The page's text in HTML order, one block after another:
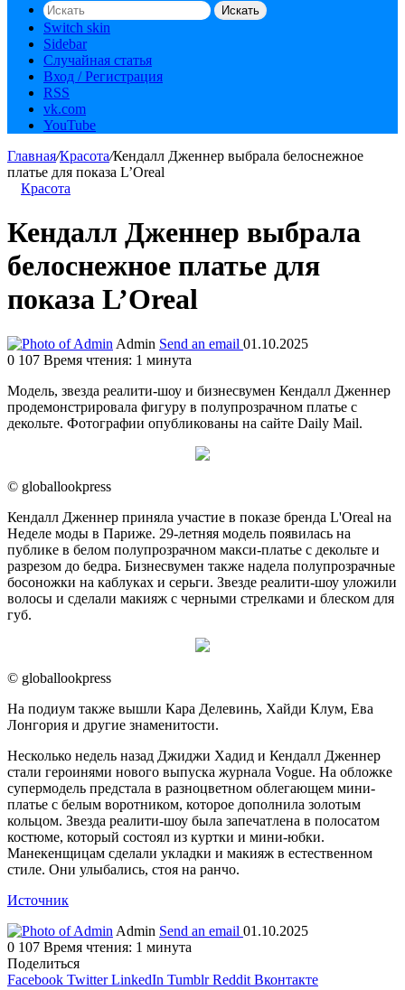
Искать
Switch skin
Sidebar
Случайная статья
Вход / Регистрация
RSS
vk.com
YouTube
Главная/Красота/Кендалл Дженнер выбрала белоснежное
платье для показа L’Oreal
Красота
Кендалл Дженнер выбрала
белоснежное платье для
показа L’Oreal
Admin Send an email 01.10.2025
0 107 Время чтения: 1 минута
Модель, звезда реалити-шоу и бизнесвумен Кендалл Дженнер
продемонстрировала фигуру в полупрозрачном платье с
декольте. Фотографии опубликованы на сайте Daily Mail.
© globallookpress
Кендалл Дженнер приняла участие в показе бренда L'Oreal на
Неделе моды в Париже. 29-летняя модель появилась на
публике в белом полупрозрачном макси-платье с декольте и
разрезом до бедра. Бизнесвумен также надела полупрозрачные
босоножки на каблуках и серьги. Звезде реалити-шоу уложили
волосы и сделали макияж с черными стрелками и блеском для
губ.
© globallookpress
На подиум также вышли Кара Делевинь, Хайди Клум, Ева
Лонгория и другие знаменитости.
Несколько недель назад Джиджи Хадид и Кендалл Дженнер
стали героинями нового выпуска журнала Vogue. На обложке
супермодель предстала в разноцветном облегающем мини-
платье с белым воротником, которое дополнила золотым
кольцом. Звезда реалити-шоу была запечатлена в полосатом
костюме, который состоял из куртки и мини-юбки.
Манекенщицам сделали укладки и макияж в естественном
стиле. Они улыбались, стоя на ранчо.
Источник
Admin Send an email 01.10.2025
0 107 Время чтения: 1 минута
Поделиться
Facebook Twitter LinkedIn Tumblr Reddit Вконтакте